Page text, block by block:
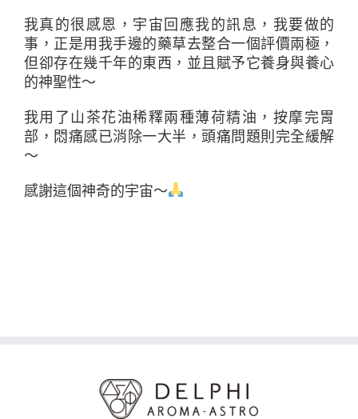
我真的很感恩，宇宙回應我的訊息，我要做的
事，正是用我手邊的藥草去整合一個評價兩極，
但卻存在幾千年的東西，並且賦予它養身與養心
的神聖性～
我用了山茶花油稀釋兩種薄荷精油，按摩完胃
部，悶痛感已消除一大半，頭痛問題則完全緩解
～
感謝這個神奇的宇宙～